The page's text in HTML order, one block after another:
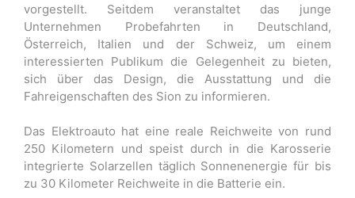
vorgestellt. Seitdem veranstaltet das junge
Unternehmen Probefahrten in Deutschland,
Österreich, Italien und der Schweiz, um einem
interessierten Publikum die Gelegenheit zu bieten,
sich über das Design, die Ausstattung und die
Fahreigenschaften des Sion zu informieren.
Das Elektroauto hat eine reale Reichweite von rund
250 Kilometern und speist durch in die Karosserie
integrierte Solarzellen täglich Sonnenenergie für bis
zu 30 Kilometer Reichweite in die Batterie ein.